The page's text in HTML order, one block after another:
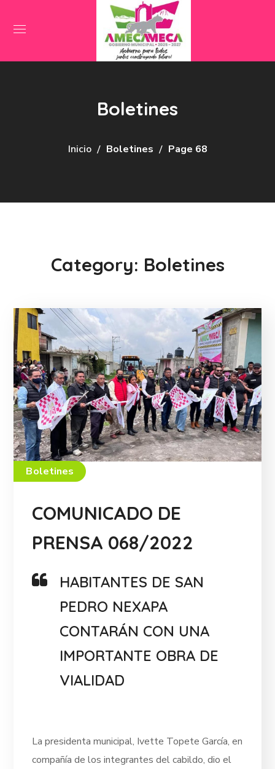
Boletines
Inicio Boletines Page 68
Category: Boletines
Boletines
COMUNICADO DE
PRENSA 068/2022
HABITANTES DE SAN
PEDRO NEXAPA
CONTARÁN CON UNA
IMPORTANTE OBRA DE
VIALIDAD
La presidenta municipal, Ivette Topete García, en
compañía de los integrantes del cabildo, dio el